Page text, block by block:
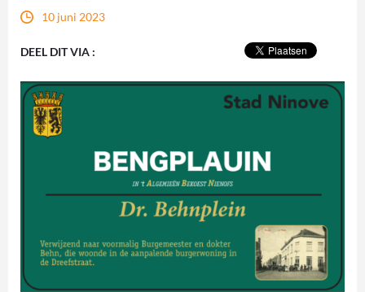
10 juni 2023
DEEL DIT VIA :